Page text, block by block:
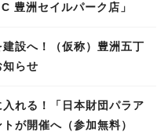
豊洲セイルパーク店」
設へ！（仮称）豊洲五丁
知らせ
れる！「日本財団パラア
が開催へ（参加無料）